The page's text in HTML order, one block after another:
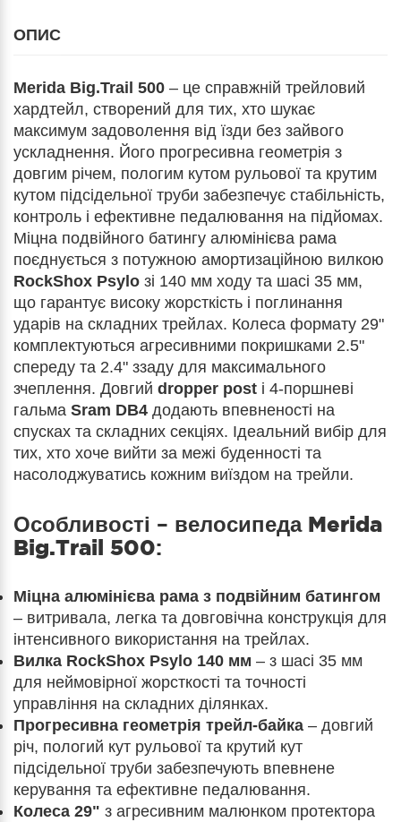
ОПИС
Merida Big.Trail 500 – це справжній трейловий
хардтейл, створений для тих, хто шукає
максимум задоволення від їзди без зайвого
ускладнення. Його прогресивна геометрія з
довгим річем, пологим кутом рульової та крутим
кутом підсідельної труби забезпечує стабільність,
контроль і ефективне педалювання на підйомах.
Міцна подвійного батингу алюмінієва рама
поєднується з потужною амортизаційною вилкою
RockShox Psylo зі 140 мм ходу та шасі 35 мм,
що гарантує високу жорсткість і поглинання
ударів на складних трейлах. Колеса формату 29"
комплектуються агресивними покришками 2.5"
спереду та 2.4" ззаду для максимального
зчеплення. Довгий dropper post і 4-поршневі
гальма Sram DB4 додають впевненості на
спусках та складних секціях. Ідеальний вибір для
тих, хто хоче вийти за межі буденності та
насолоджуватись кожним виїздом на трейли.
Особливості – велосипеда Merida
Big.Trail 500:
Міцна алюмінієва рама з подвійним батингом
– витривала, легка та довговічна конструкція для
інтенсивного використання на трейлах.
Вилка RockShox Psylo 140 мм – з шасі 35 мм
для неймовірної жорсткості та точності
управління на складних ділянках.
Прогресивна геометрія трейл-байка – довгий
річ, пологий кут рульової та крутий кут
підсідельної труби забезпечують впевнене
керування та ефективне педалювання.
Колеса 29" з агресивним малюнком протектора